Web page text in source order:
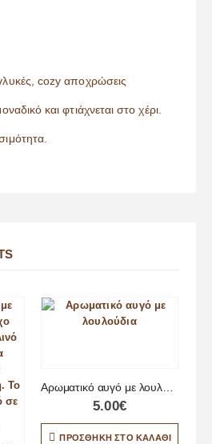
cozy αποχρώσεις
και φτιάχνεται στο χέρι.
5.00€
ΠΡΟΣΘΉΚΗ ΣΤΟ ΚΑΛΆΘΙ